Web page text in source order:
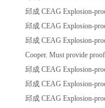
邱成 CEAG Explosion-
邱成 CEAG Explosion-
邱成 CEAG Explosion-
Cooper. Must provide
邱成 CEAG Explosion-
邱成 CEAG Explosion-
邱成 CEAG Explosion-